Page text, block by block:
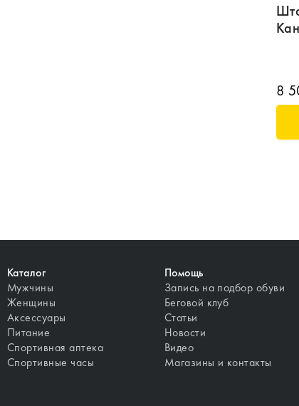
8
Каталог
Мужчины
Женщины
Аксессуары
Питание
Спортивная аптека
Спортивные часы
Помощь
Запись на подбор обуви
Беговой клуб
Статьи
Новости
Видео
Магазины и контакты